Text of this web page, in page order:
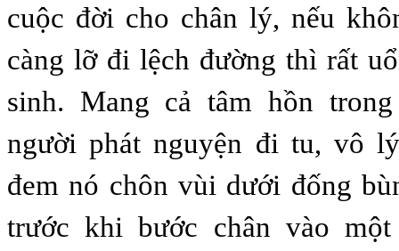
cuộc đời cho chân lý, nếu
càng lỡ đi lệch đường thì rất
sinh. Mang cả tâm hồn
người phát nguyện đi tu, vô
đem nó chôn vùi dưới đống
trước khi bước chân vào